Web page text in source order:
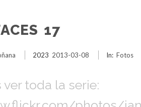
17
2023 2013-03-08 In: Fotos
ver toda la serie: